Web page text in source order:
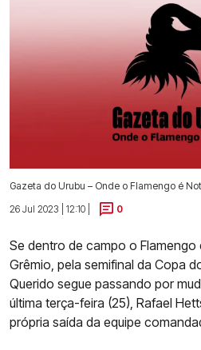
Gazeta do Urubu – Onde o Flamengo é
26 Jul 2023 | 12:10 |
0
Se dentro de campo o
Grêmio, pela semifinal da Copa
Querido segue passando por
última terça-feira (25), Rafael
própria saída da equipe